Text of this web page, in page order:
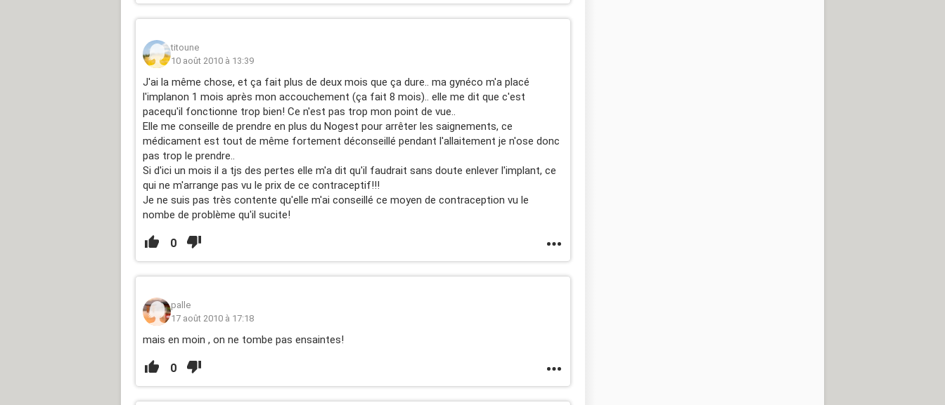
titoune
10 août 2010 à 13:39
J'ai la même chose, et ça fait plus de deux mois que ça dure.. ma gynéco m'a placé
l'implanon 1 mois après mon accouchement (ça fait 8 mois).. elle me dit que c'est
pacequ'il fonctionne trop bien! Ce n'est pas trop mon point de vue..
Elle me conseille de prendre en plus du Nogest pour arrêter les saignements, ce
médicament est tout de même fortement déconseillé pendant l'allaitement je n'ose donc
pas trop le prendre..
Si d'ici un mois il a tjs des pertes elle m'a dit qu'il faudrait sans doute enlever l'implant, ce
qui ne m'arrange pas vu le prix de ce contraceptif!!!
Je ne suis pas très contente qu'elle m'ai conseillé ce moyen de contraception vu le
nombe de problème qu'il sucite!
0
palle
17 août 2010 à 17:18
mais en moin , on ne tombe pas ensaintes!
0